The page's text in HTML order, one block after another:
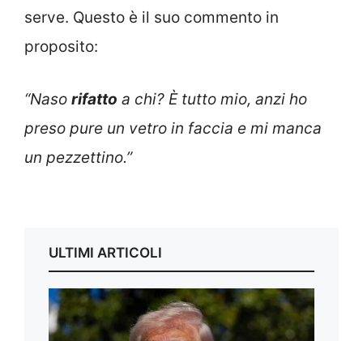
serve. Questo è il suo commento in
proposito:
“Naso rifatto a chi? È tutto mio, anzi ho
preso pure un vetro in faccia e mi manca
un pezzettino.”
ULTIMI ARTICOLI